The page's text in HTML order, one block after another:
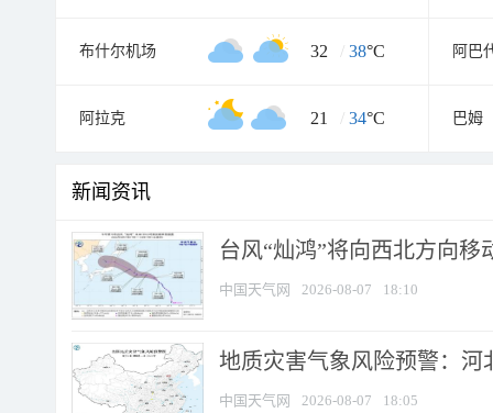
布什尔机场 32 / 38°C 阿巴
阿拉克 21 / 34°C 巴姆
新闻资讯
台风“灿鸿”将向西北方向移
中国天气网 2026-08-07 18:10
地质灾害气象风险预警：河
中国天气网 2026-08-07 18:05